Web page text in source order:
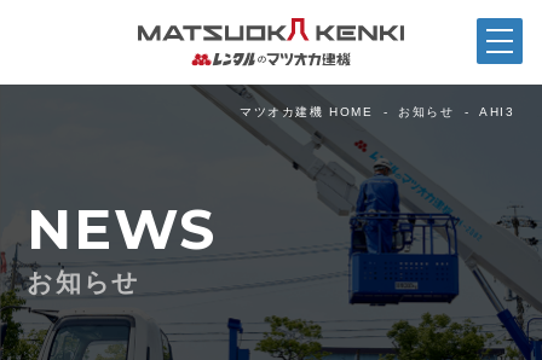
マツオカ建機 HOME お知らせ AHI3
NEWS
お知らせ